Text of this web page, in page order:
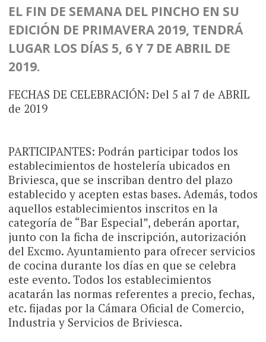
EL FIN DE SEMANA DEL PINCHO EN SU
EDICIÓN DE PRIMAVERA 2019, TENDRÁ
LUGAR LOS DÍAS 5, 6 Y 7 DE ABRIL DE
2019.
FECHAS DE CELEBRACIÓN: Del 5 al 7 de ABRIL
de 2019
PARTICIPANTES: Podrán participar todos los
establecimientos de hostelería ubicados en
Briviesca, que se inscriban dentro del plazo
establecido y acepten estas bases. Además, todos
aquellos establecimientos inscritos en la
categoría de “Bar Especial”, deberán aportar,
junto con la ficha de inscripción, autorización
del Excmo. Ayuntamiento para ofrecer servicios
de cocina durante los días en que se celebra
este evento. Todos los establecimientos
acatarán las normas referentes a precio, fechas,
etc. fijadas por la Cámara Oficial de Comercio,
Industria y Servicios de Briviesca.